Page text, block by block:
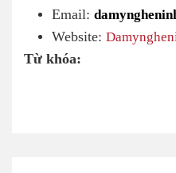
Email:
Website:
Từ khóa: